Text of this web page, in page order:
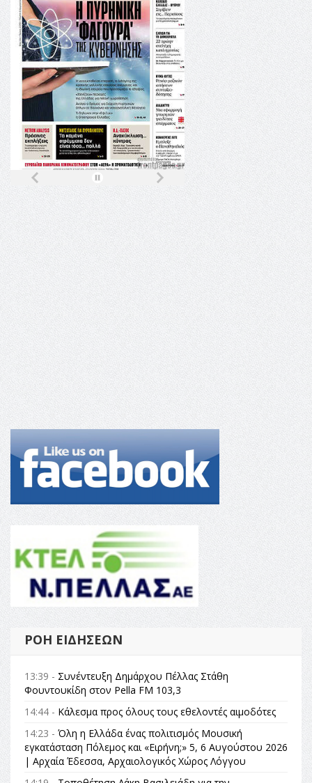
ΡΟΉ ΕΙΔΉΣΕΩΝ
13:39 - Συνέντευξη Δημάρχου Πέλλας Στάθη
Φουντουκίδη στον Pella FM 103,3
14:44 - Κάλεσμα προς όλους τους εθελοντές αιμοδότες
14:23 - Όλη η Ελλάδα ένας πολιτισμός Μουσική
εγκατάσταση Πόλεμος και «Ειρήνη;» 5, 6 Αυγούστου 2026
| Αρχαία Έδεσσα, Αρχαιολογικός Χώρος Λόγγου